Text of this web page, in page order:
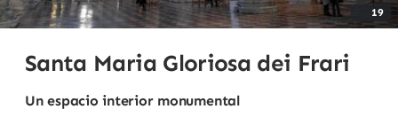
19
Santa Maria Gloriosa dei Frari
Un espacio interior monumental